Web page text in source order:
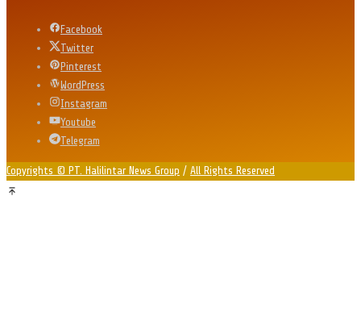
Facebook
Twitter
Pinterest
WordPress
Instagram
Youtube
Telegram
Copyrights © PT. Halilintar News Group / All Rights Reserved